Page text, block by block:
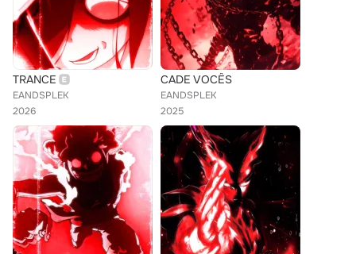
TRANCE
EANDSPLEK
2026
CADE VOCÊS
EANDSPLEK
2025